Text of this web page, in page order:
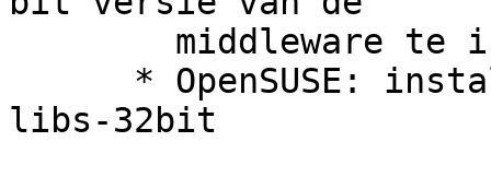
libs-32bit